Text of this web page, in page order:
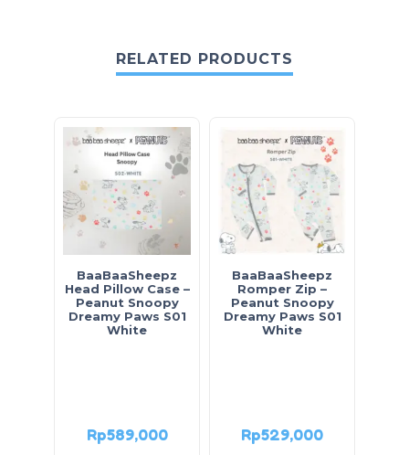
RELATED PRODUCTS
BaaBaaSheepz
Head Pillow Case –
Peanut Snoopy
Dreamy Paws S01
White
Rp589,000
BaaBaaSheepz
Romper Zip –
Peanut Snoopy
Dreamy Paws S01
White
Rp529,000